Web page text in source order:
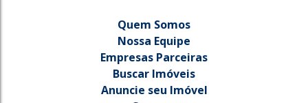
Quem Somos
Nossa Equipe
Empresas Parceiras
Buscar Imóveis
Anuncie seu Imóvel